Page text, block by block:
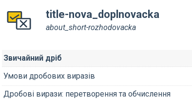
title-nova_doplnovacka
about_short-rozhodovacka
Звичайний дріб
Умови дробових виразів
Дробові вирази: перетворення та обчислення